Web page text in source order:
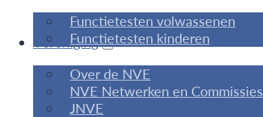
Functietesten volwassenen
Functietesten kinderen
Vereniging
Over de NVE
NVE Netwerken en Commissies
JNVE